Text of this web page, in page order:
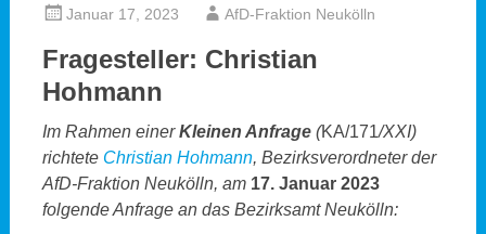
Januar 17, 2023 AfD-Fraktion Neukölln
Fragesteller: Christian
Hohmann
Im Rahmen einerKleinen Anfrage(KA/171/XXI)
richtete Christian Hohmann, Bezirksverordneter der
AfD-Fraktion Neukölln, am 17. Januar 2023
folgende Anfrage an das Bezirksamt Neukölln: